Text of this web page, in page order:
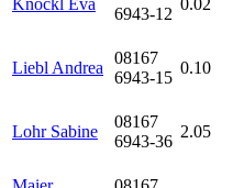
Knöckl Eva
6943-12
0.02
Liebl Andrea
08167
6943-15
0.10
Lohr Sabine
08167
6943-36
2.05